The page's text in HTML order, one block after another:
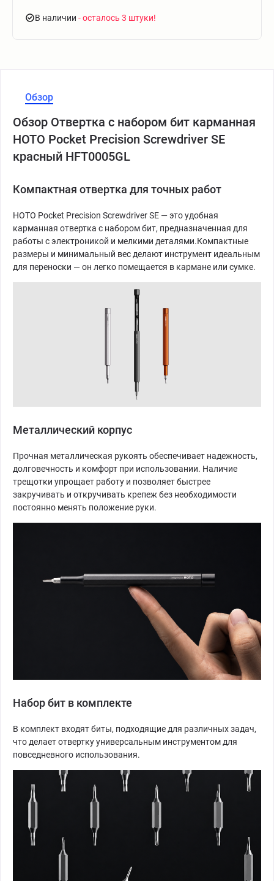
В наличии - осталось 3 штуки
Обзор
Обзор Отвертка с набором бит карманная
HOTO Pocket Precision Screwdriver SE
красный HFT0005GL
Компактная отвертка для точных работ
HOTO Pocket Precision Screwdriver SE — это удобная
карманная отвертка с набором бит, предназначенная для
работы с электроникой и мелкими деталями.Компактные
размеры и минимальный вес делают инструмент идеальным
для переноски — он легко помещается в кармане или сумке.
Металлический корпус
Прочная металлическая рукоять обеспечивает надежность,
долговечность и комфорт при использовании. Наличие
трещотки упрощает работу и позволяет быстрее
закручивать и откручивать крепеж без необходимости
постоянно менять положение руки.
Набор бит в комплекте
В комплект входят биты, подходящие для различных задач,
что делает отвертку универсальным инструментом для
повседневного использования.